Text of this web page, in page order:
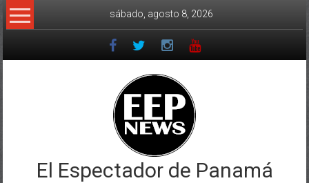
Saltar
al
sábado, agosto 8, 2026
El Espectador de Panamá